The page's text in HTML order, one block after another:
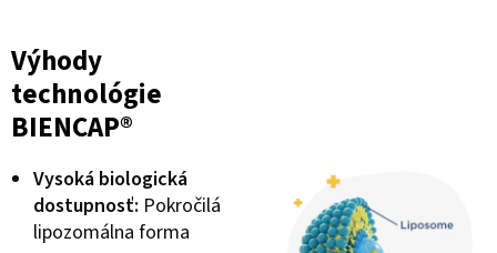
Výhody
technológie
BIENCAP®
Vysoká biologická
dostupnosť: Pokročilá
lipozomálna forma